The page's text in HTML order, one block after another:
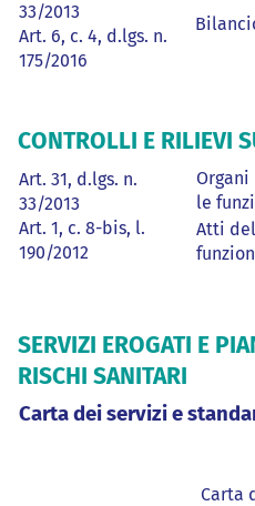
33/2013
Art. 6, c. 4, d.lgs. n.
175/2016
CONTROLLI E RILIEVI
Art. 31, d.lgs. n.
33/2013
Art. 1, c. 8-bis, l.
190/2012
le
Atti
SERVIZI EROGATI E
RISCHI SANITARI
Carta dei servizi e
Carta